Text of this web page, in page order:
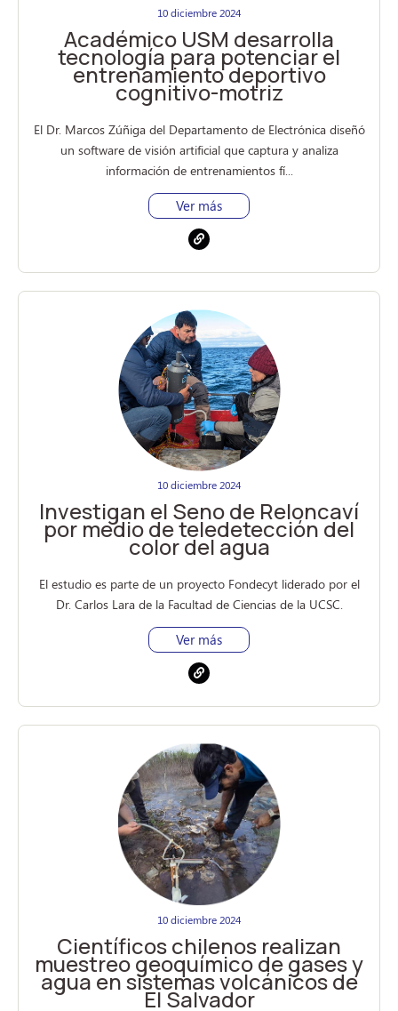
10 diciembre 2024
Académico USM desarrolla
tecnología para potenciar el
entrenamiento deportivo
cognitivo-motriz
El Dr. Marcos Zúñiga del Departamento de Electrónica diseñó
un software de visión artificial que captura y analiza
información de entrenamientos fí...
Ver más
10 diciembre 2024
Investigan el Seno de Reloncaví
por medio de teledetección del
color del agua
El estudio es parte de un proyecto Fondecyt liderado por el
Dr. Carlos Lara de la Facultad de Ciencias de la UCSC.
Ver más
10 diciembre 2024
Científicos chilenos realizan
muestreo geoquímico de gases y
agua en sistemas volcánicos de
El Salvador